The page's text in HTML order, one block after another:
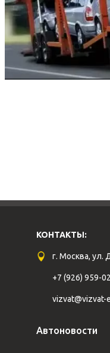
КОНТАКТЫ:
г. Москва, ул.
+7 (926) 959-
vizvat@vizvat-
Автоновости